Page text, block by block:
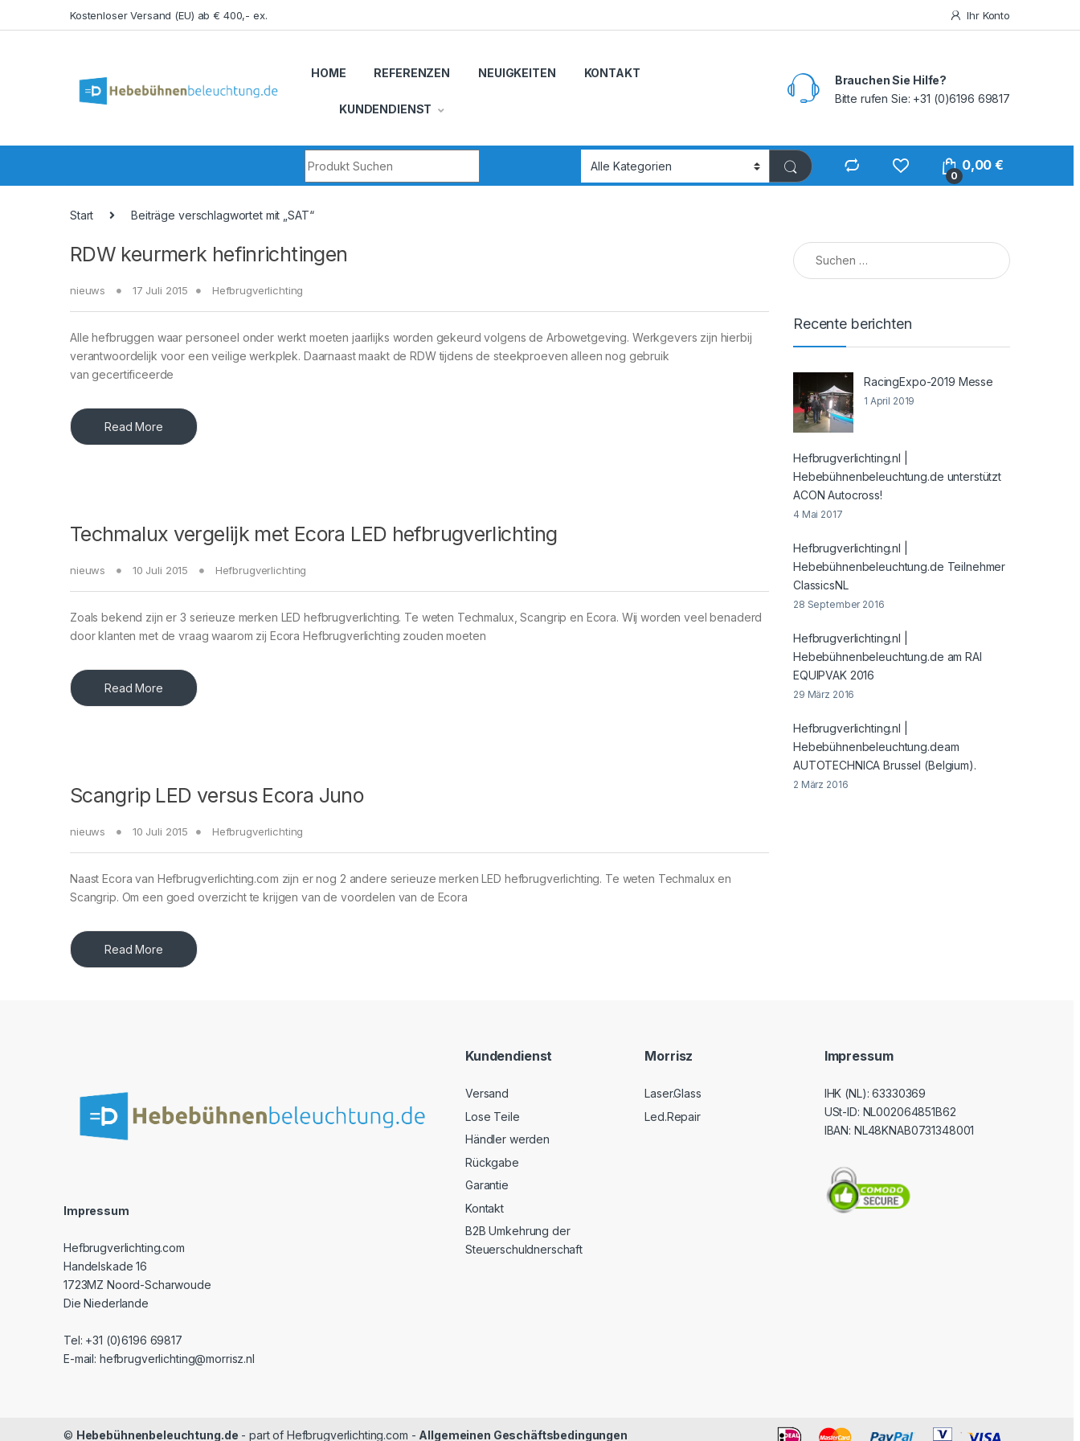
Kostenloser Versand (EU) ab € 400,- ex. Ihr Konto
HOME REFERENZEN NEUIGKEITEN KONTAKT
KUNDENDIENST
Brauchen Sie Hilfe?
Bitte rufen Sie: +31 (0)6196 69817
0
0,00€
Start Beiträge verschlagwortet mit „SAT“
RDW keurmerk hefinrichtingen
nieuws 17 Juli 2015 Hefbrugverlichting
Alle hefbruggen waar personeel onder werkt moeten jaarlijks worden gekeurd volgens de Arbowetgeving. Werkgevers zijn hierbij
verantwoordelijk voor een veilige werkplek. Daarnaast maakt de RDW tijdens de steekproeven alleen nog gebruik
van gecertificeerde
Read More
Techmalux vergelijk met Ecora LED hefbrugverlichting
nieuws 10 Juli 2015 Hefbrugverlichting
Zoals bekend zijn er 3 serieuze merken LED hefbrugverlichting. Te weten Techmalux, Scangrip en Ecora. Wij worden veel benaderd
door klanten met de vraag waarom zij Ecora Hefbrugverlichting zouden moeten
Read More
Scangrip LED versus Ecora Juno
nieuws 10 Juli 2015 Hefbrugverlichting
Naast Ecora van Hefbrugverlichting.com zijn er nog 2 andere serieuze merken LED hefbrugverlichting. Te weten Techmalux en
Scangrip. Om een goed overzicht te krijgen van de voordelen van de Ecora
Read More
Suchen nach:
Recente berichten
RacingExpo-2019 Messe
1 April 2019
Hefbrugverlichting.nl |
Hebebühnenbeleuchtung.de unterstützt
ACON Autocross!
4 Mai 2017
Hefbrugverlichting.nl |
Hebebühnenbeleuchtung.de Teilnehmer
ClassicsNL
28 September 2016
Hefbrugverlichting.nl |
Hebebühnenbeleuchtung.de am RAI
EQUIPVAK 2016
29 März 2016
Hefbrugverlichting.nl |
Hebebühnenbeleuchtung.deam
AUTOTECHNICA Brussel (Belgium).
2 März 2016
Impressum
Hefbrugverlichting.com
Handelskade 16
1723MZ Noord-Scharwoude
Die Niederlande
Tel: +31 (0)6196 69817
E-mail: hefbrugverlichting@morrisz.nl
Kundendienst
Versand
Lose Teile
Händler werden
Rückgabe
Garantie
Kontakt
B2B Umkehrung der
Steuerschuldnerschaft
Morrisz
Laser.Glass
Led.Repair
Impressum
IHK (NL): 63330369
USt-ID: NL002064851B62
IBAN: NL48KNAB0731348001
© Hebebühnenbeleuchtung.de - part of Hefbrugverlichting.com - Allgemeinen Geschäftsbedingungen